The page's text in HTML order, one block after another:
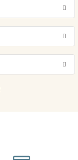
ve diğer